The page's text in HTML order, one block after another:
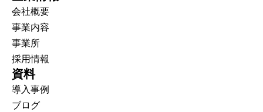
会社概要
事業内容
事業所
採用情報
資料
導入事例
ブログ